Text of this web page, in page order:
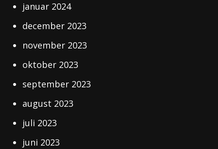
januar 2024
december 2023
november 2023
oktober 2023
september 2023
august 2023
juli 2023
juni 2023